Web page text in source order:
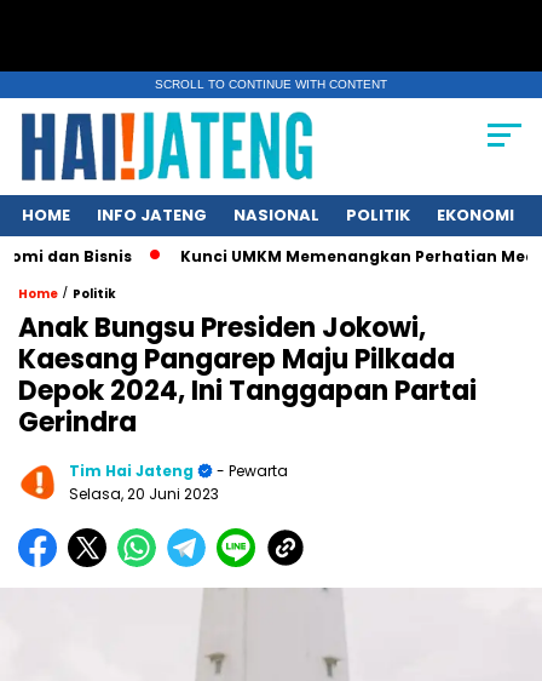
SCROLL TO CONTINUE WITH CONTENT
HOME INFO JATENG NASIONAL POLITIK EKONOMI
Bisnis Kunci UMKM Memenangkan Perhatian Media dan
Home / Politik
Anak Bungsu Presiden Jokowi,
Kaesang Pangarep Maju Pilkada
Depok 2024, Ini Tanggapan Partai
Gerindra
Tim Hai Jateng
- Pewarta
Selasa, 20 Juni 2023